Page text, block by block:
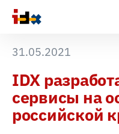
31.05.2021
IDX
сервисы на
российской